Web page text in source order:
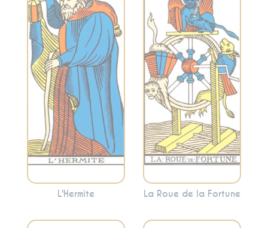
recherche
intérieure, la
sagesse solitaire et
l’introspection.
L’Hermite invite
souvent à se retirer
temporairement
pour trouver des
réponses à
l’intérieur.
L'Hermite
Évoque le
changement, les
cycles et les
opportunités. Cette
carte indique que
les choses sont en
mouvement et que
vous êtes à un point
tournant.
La Roue de la Fortune